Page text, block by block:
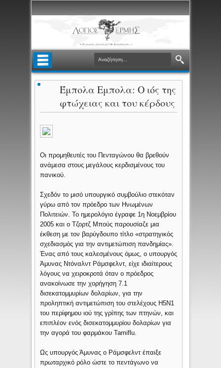
Έμπολα Εμπολα: Ο ιός της
φτώχειας και του κέρδους
Οι προμηθευτές του Πενταγώνου θα βρεθούν
ανάμεσα στους μεγάλους κερδισμένους του
πανικού.
Σχεδόν το μισό υπουργικό συμβούλιο στεκόταν
γύρω από τον πρόεδρο των Ηνωμένων
Πολιτειών. Το ημερολόγιο έγραφε 1η Νοεμβρίου
2005 και ο Τζορτζ Μπούς παρουσίαζε μια
έκθεση με τον βαρύγδουπο τίτλο «στρατηγικός
σχεδιασμός για την αντιμετώπιση πανδημίας».
Ένας από τους καλεσμένους όμως, ο υπουργός
Άμυνας Ντόναλντ Ράμσφελντ, είχε ιδιαίτερους
λόγους να χειροκροτά όταν ο πρόεδρος
ανακοίνωσε την χορήγηση 7.1
δισεκατομμυρίων δολαρίων, για την
προληπτική αντιμετώπιση του στελέχους H5N1
του περίφημου ιού της γρίπης των πτηνών, και
επιπλέον ενός δισεκατομμυρίου δολαρίων για
την αγορά του φαρμάκου Tamiflu.
Ως υπουργός Άμυνας ο Ράμσφελντ έπαιξε
πρωταρχικό ρόλο ώστε το πεντάγωνο να